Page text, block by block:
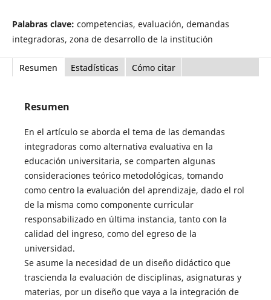
Palabras clave: competencias, evaluación, demandas
integradoras, zona de desarrollo de la institución
Resumen Estadísticas Cómo citar
Resumen
En el artículo se aborda el tema de las demandas
integradoras como alternativa evaluativa en la
educación universitaria, se comparten algunas
consideraciones teórico metodológicas, tomando
como centro la evaluación del aprendizaje, dado el rol
de la misma como componente curricular
responsabilizado en última instancia, tanto con la
calidad del ingreso, como del egreso de la
universidad.
Se asume la necesidad de un diseño didáctico que
trascienda la evaluación de disciplinas, asignaturas y
materias, por un diseño que vaya a la integración de